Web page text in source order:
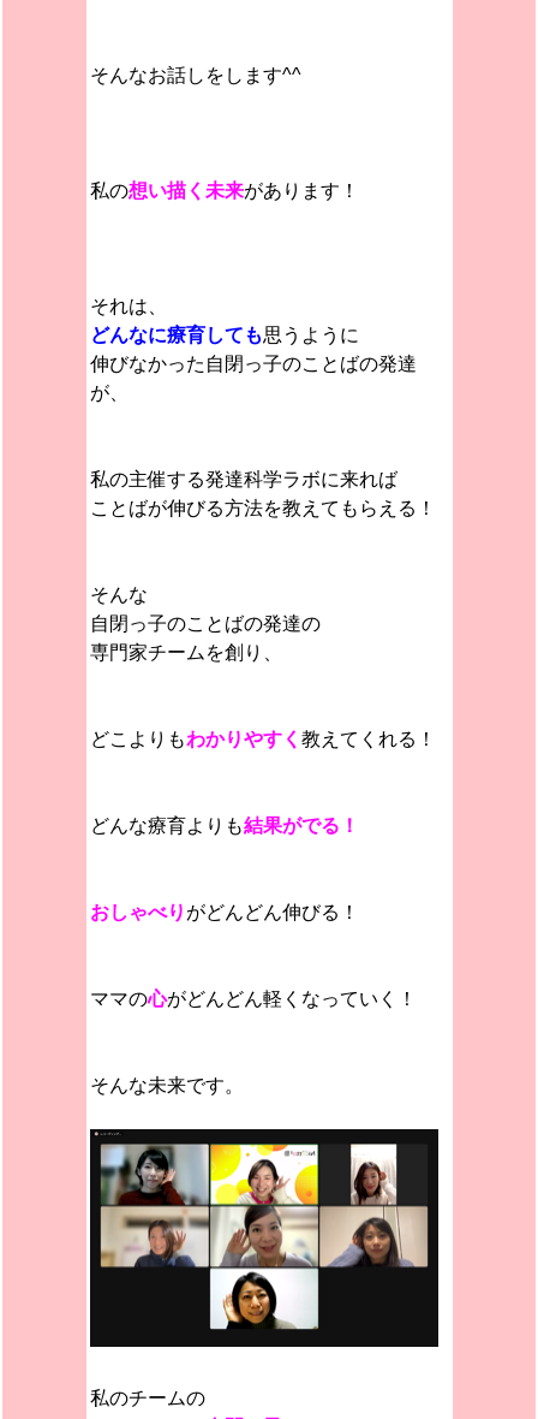
そんなお話しをします^^
私の想い描く未来があります！
それは、
どんなに療育しても思うように
伸びなかった自閉っ子のことばの発達
が、
私の主催する発達科学ラボに来れば
ことばが伸びる方法を教えてもらえる！
そんな
自閉っ子のことばの発達の
専門家チームを創り、
どこよりもわかりやすく 教えてくれる！
どんな療育よりも結果がでる！
おしゃべり がどんどん伸びる！
ママの心がどんどん軽くなっていく！
そんな未来です。
私のチームの